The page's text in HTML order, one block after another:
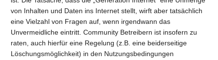
von Inhalten und Daten ins Internet stellt, wirft aber tatsächlich
eine Vielzahl von Fragen auf, wenn irgendwann das
Unvermeidliche eintritt. Community Betreibern ist insofern zu
raten, auch hierfür eine Regelung (z.B. eine beiderseitige
Löschungsmöglichkeit) in den Nutzungsbedingungen